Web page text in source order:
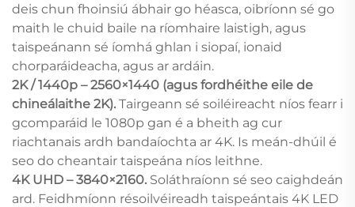
deis chun fhoinsiú ábhair go héasca, oibríonn sé go
maith le chuid baile na ríomhaire laistigh, agus
taispeánann sé íomhá ghlan i siopaí, ionaid
chorparáideacha, agus ar ardáin.
2K / 1440p – 2560×1440 (agus fordhéithe eile de
chineálaithe 2K). Tairgeann sé soiléireacht níos fearr i
gcomparáid le 1080p gan é a bheith ag cur
riachtanais ardh bandaíochta ar 4K. Is meán-dhúil é
seo do cheantair taispeána níos leithne.
4K UHD – 3840×2160. Soláthraíonn sé seo caighdeán
ard. Feidhmíonn résoilvéireadh taispeántais 4K LED